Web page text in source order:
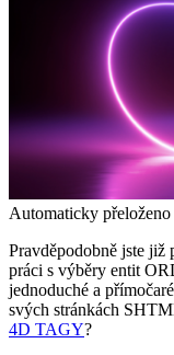
Automaticky přeloženo
Pravděpodobně jste již
práci s výběry entit
jednoduché a
svých stránkách
4D TAGY?